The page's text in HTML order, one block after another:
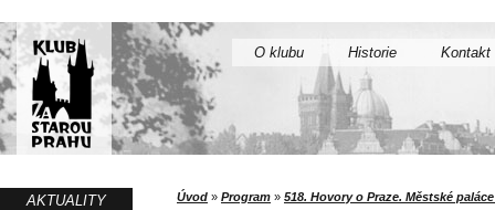
O klubu Historie Kontakt
AKTUALITY
Úvod » Program » 518. Hovory o Praze. Městské